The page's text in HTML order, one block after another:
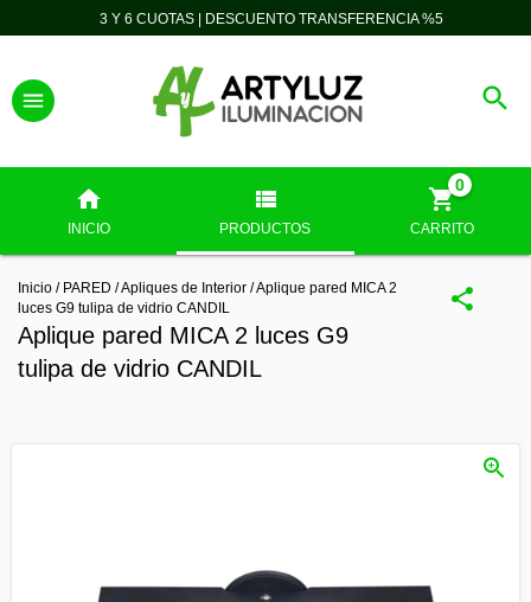
3 Y 6 CUOTAS | DESCUENTO TRANSFERENCIA %5
INICIO PRODUCTOS CARRITO
0
Inicio / PARED /Apliques de Interior /Aplique pared MICA 2
luces G9 tulipa de vidrio CANDIL
Aplique pared MICA 2 luces G9
tulipa de vidrio CANDIL